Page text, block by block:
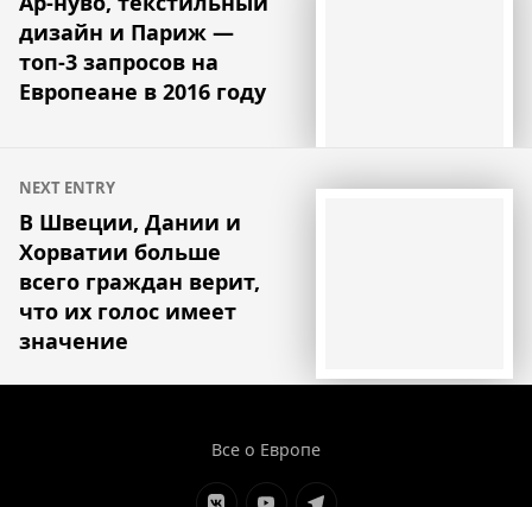
записям
дизайн и Париж —
топ-3 запросов на
Европеане в 2016 году
NEXT ENTRY
В Швеции, Дании и
Хорватии больше
всего граждан верит,
что их голос имеет
значение
Все о Европе